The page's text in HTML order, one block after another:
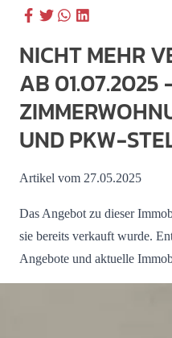
NICHT MEHR
AB 01.07.2025
UND PKW-
Artikel vom 27.05.2025
Das Angebot zu dieser
sie bereits verkauft wurde.
Angebote und aktuelle